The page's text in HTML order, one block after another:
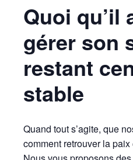
Quoi qu’il
gérer son
restant
stable
Quand tout s’agite, que
comment retrouver la